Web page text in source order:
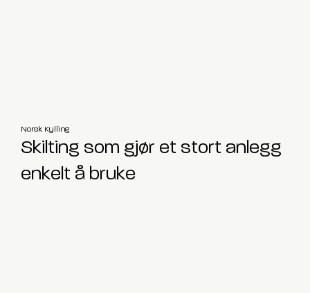
Norsk Kylling
Skilting som gjør et stort anlegg
enkelt å bruke